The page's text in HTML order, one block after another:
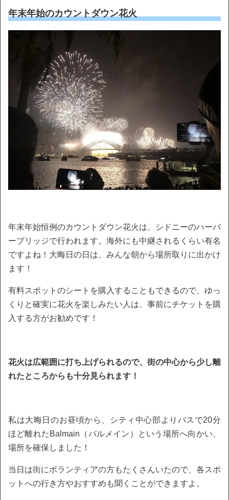
年末年始のカウントダウン花火
年末年始恒例のカウントダウン花火は、シドニーのハーバ
ーブリッジで行われます。海外にも中継されるくらい有名
ですよね！大晦日の日は、みんな朝から場所取りに出かけ
ます！
有料スポットのシートを購入することもできるので、ゆっ
くりと確実に花火を楽しみたい人は、事前にチケットを購
入する方がお勧めです！
花火は広範囲に打ち上げられるので、街の中心から少し離
れたところからも十分見られます！
私は大晦日のお昼頃から、シティ中心部よりバスで20分
ほど離れたBalmain（バルメイン）という場所へ向かい、
場所を確保しました！
当日は街にボランティアの方もたくさんいたので、各スポ
ットへの行き方やおすすめも聞くことができますよ。